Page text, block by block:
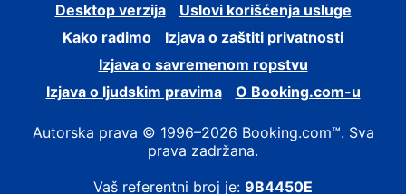
Desktop verzija
Uslovi korišćenja usluge
Kako radimo
Izjava o zaštiti privatnosti
Izjava o savremenom ropstvu
Izjava o ljudskim pravima
О Booking.com-u
Autorska prava © 1996–2026 Booking.com™. Sva
prava zadržana.
Vaš referentni broj je: 9B4450E